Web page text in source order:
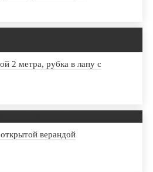
2 метра, рубка в лапу с
верандой